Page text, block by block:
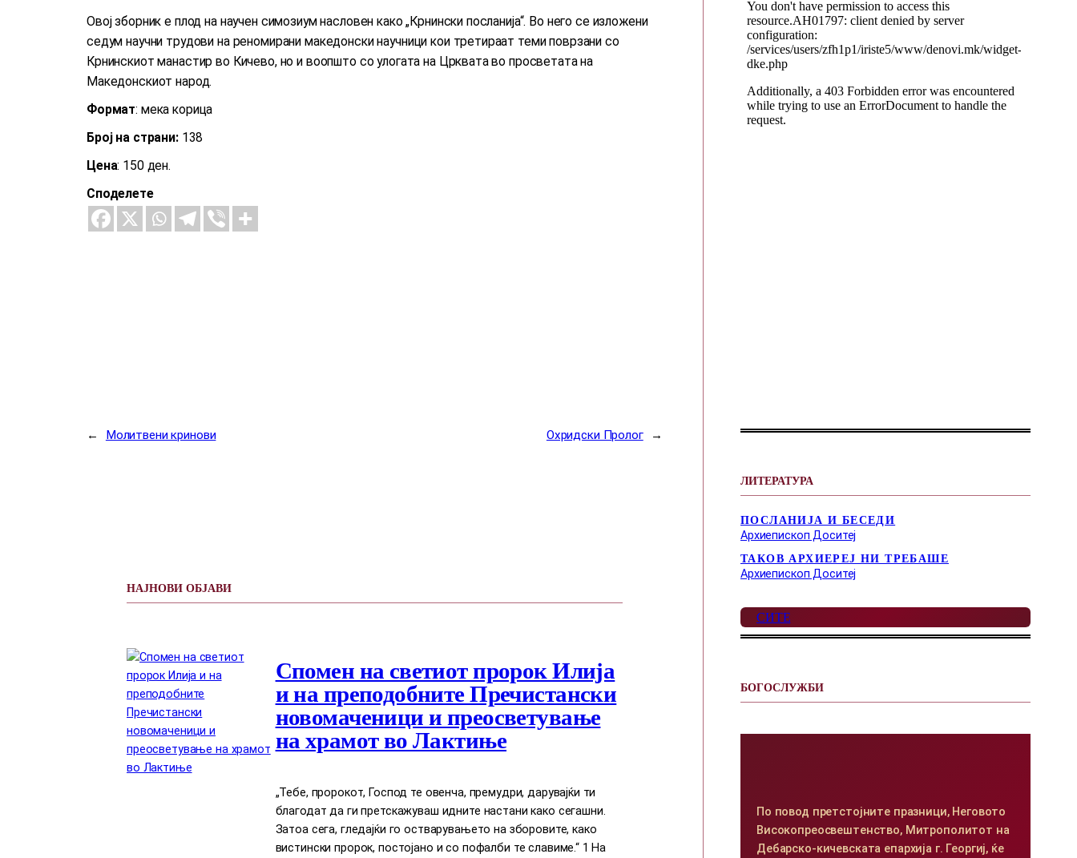
Овој зборник е плод на научен симозиум насловен како „Крнински посланија“. Во него се изложени
седум научни трудови на реномирани македонски научници кои третираат теми поврзани со
Крнинскиот манастир во Кичево, но и воопшто со улогата на Црквата во просветата на
Македонскиот народ.
Формат: мека корица
Број на страни:138
Цена: 150 ден.
Споделете
← Молитвени кринови Охридски Пролог →
НАЈНОВИ ОБЈАВИ
Спомен на светиот пророк Илија
и на преподобните Пречистански
новомаченици и преосветување
на храмот во Лактиње
„Тебе, пророкот, Господ те овенча, премудри, дарувајќи ти
благодат да ги претскажуваш идните настани како сегашни.
Затоа сега, гледајќи го остварувањето на зборовите, како
вистински пророк, постојано и со пофалби те славиме.“ 1 На
ЛИТЕРАТУРА
ПОСЛАНИЈА И БЕСЕДИ
Архиепископ Доситеј
ТАКОВ АРХИЕРЕЈ НИ ТРЕБАШЕ
Архиепископ Доситеј
СИТЕ
БОГОСЛУЖБИ
По повод претстојните празници, Неговото
Високопреосвештенство, Митрополитот на
Дебарско-кичевската епархија г. Георгиј, ќе